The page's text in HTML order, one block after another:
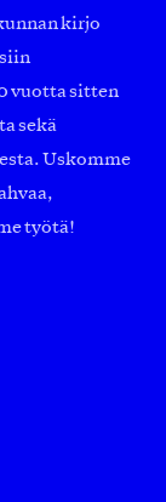
kirjo
vuotta sitten
sekä
Uskomme
työtä!